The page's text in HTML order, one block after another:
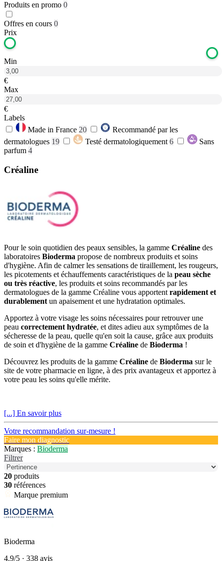
Produits en promo 0
Offres en cours 0
Prix
Min
€
Max
€
Labels
Made in France 20
Recommandé par les
dermatologues 19 Testé dermatologiquement 6
Sans
parfum 4
Créaline
Pour le soin quotidien des peaux sensibles, la gamme Créaline des
laboratoires Bioderma propose de nombreux produits et soins
d'hygiène. Afin de calmer les sensations de tiraillement, les rougeurs,
les picotements et échauffements caractéristiques de la peau sèche
ou très réactive, les produits et soins recommandés par les
dermatologues de la gamme Créaline vous apportentrapidement et
durablementun apaisement et une hydratation optimales.
Apportez à votre visage les soins nécessaires pour retrouver une
peau correctement hydratée, et dites adieu aux symptômes de la
sécheresse de la peau, quelle qu'en soit la cause, grâce aux produits
de soin et d'hygiène de la gamme Créaline de Bioderma !
Découvrez les produits de la gamme Créaline de Bioderma sur le
site de votre pharmacie en ligne, à des prix avantageux et apportez à
votre peau les soins qu'elle mérite.
[...] En savoir plus
Votre recommandation sur-mesure !
Faire mon diagnostic
Marques : Bioderma
Filtrer
20 produits
30 références
Marque premium
Bioderma
4.9/5 · 338 avis